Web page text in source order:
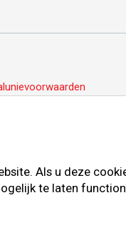
Als u deze
te laten